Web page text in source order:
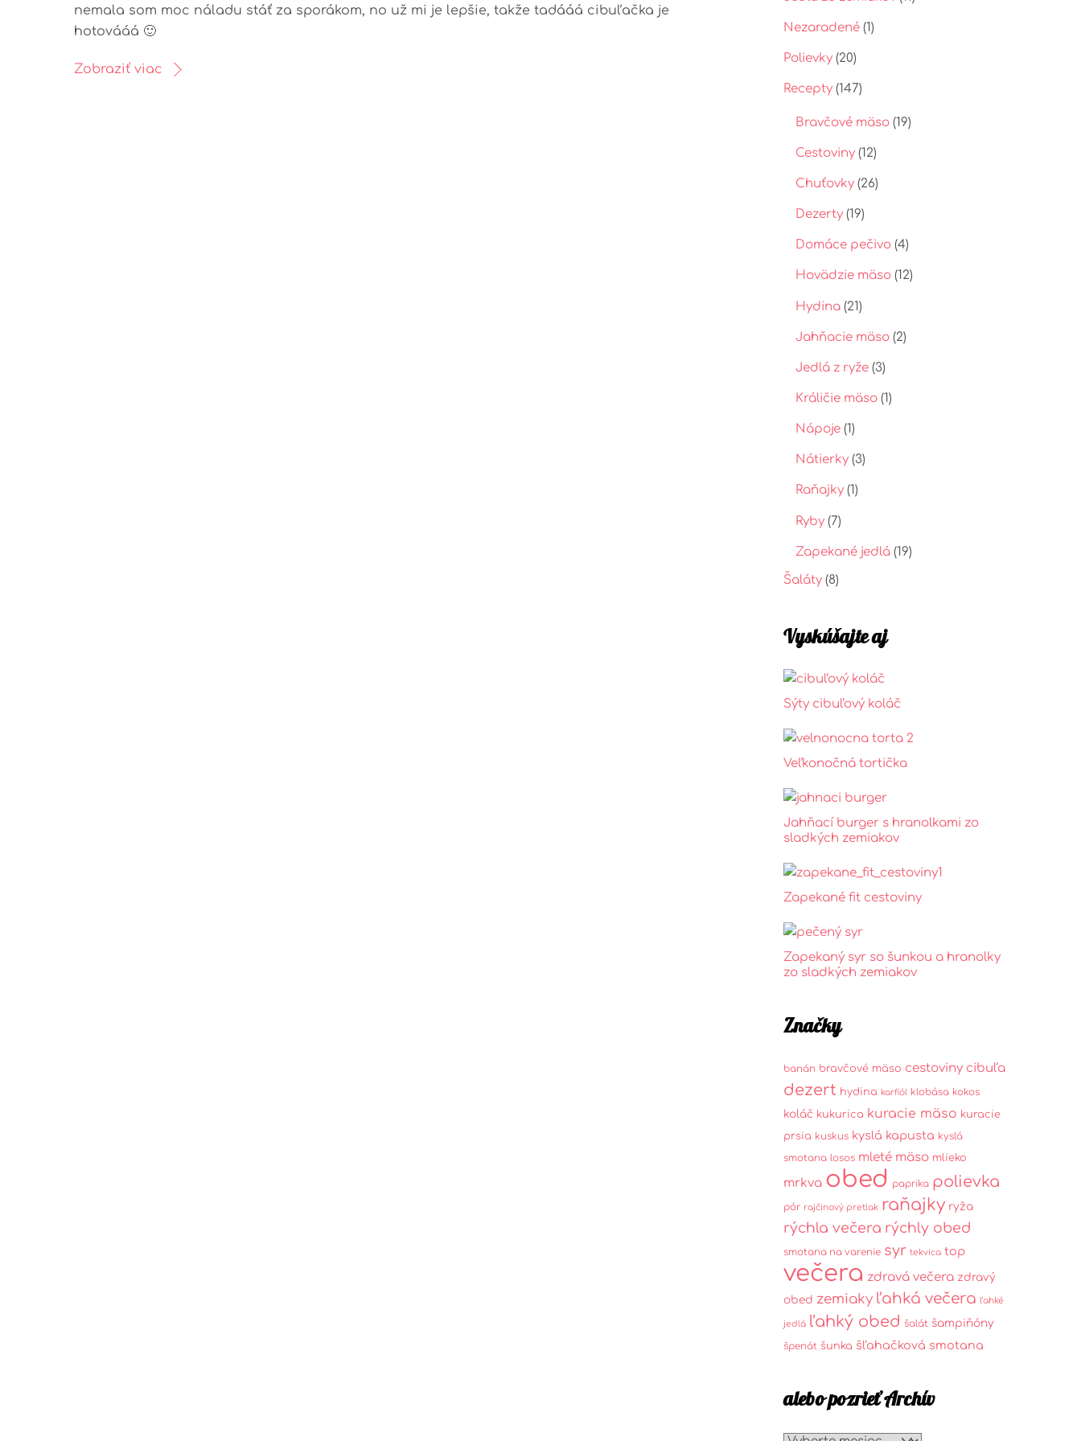
nemala som moc náladu stáť za sporákom, no už mi je lepšie, takže tadááá cibuľačka je
hotovááá 🙂
Zobraziť viac
Nezaradené(1)
Polievky(20)
Recepty(147)
Bravčové mäso(19)
Cestoviny(12)
Chuťovky(26)
Dezerty(19)
Domáce pečivo(4)
Hovädzie mäso(12)
Hydina(21)
Jahňacie mäso(2)
Jedlá z ryže(3)
Králičie mäso(1)
Nápoje(1)
Nátierky(3)
Raňajky(1)
Ryby(7)
Zapekané jedlá(19)
Šaláty(8)
Vyskúšajte aj
Sýty cibuľový koláč
Veľkonočná tortička
Jahňací burger s hranolkami zo
sladkých zemiakov
Zapekané fit cestoviny
Zapekaný syr so šunkou a hranolky
zo sladkých zemiakov
Značky
banán bravčové mäso cestoviny cibuľa
dezert hydina karfiól klobása kokos
koláč kukurica kuracie mäso kuracie
prsia kuskus kyslá kapusta kyslá
smotana losos mleté mäso mlieko
mrkva obed paprika polievka
pór rajčinový pretlak raňajky ryža
rýchla večera rýchly obed
smotana na varenie syr tekvica top
večera zdravá večera zdravý
obed zemiaky ľahká večera ľahké
jedlá ľahký obed šalát šampiňóny
špenát šunka šľahačková smotana
alebo pozrieť Archív